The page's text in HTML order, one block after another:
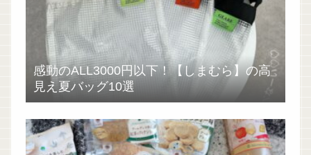
感動のALL3000円以下！【しまむら】の高
見え夏バッグ10選